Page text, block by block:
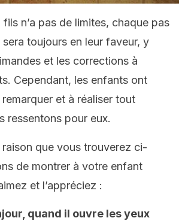
fils n’a pas de limites, chaque pas
toujours en leur faveur, y
et les corrections à
Cependant, les enfants ont
et à réaliser tout
ressentons pour eux.
raison que vous trouverez ci-
de montrer à votre enfant
et l’appréciez :
quand il ouvre les yeux